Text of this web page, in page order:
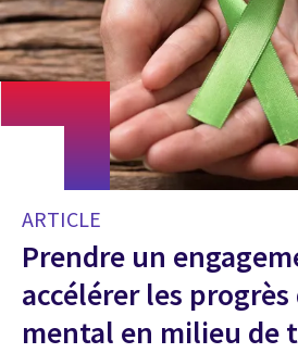
ARTICLE
Prendre un
accélérer les
mental en milieu de